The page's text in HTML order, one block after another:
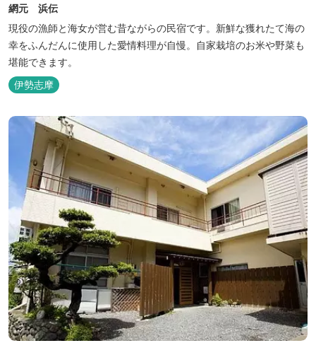
網元 浜伝
現役の漁師と海女が営む昔ながらの民宿です。新鮮な獲れたて海の
幸をふんだんに使用した愛情料理が自慢。自家栽培のお米や野菜も
堪能できます。
伊勢志摩